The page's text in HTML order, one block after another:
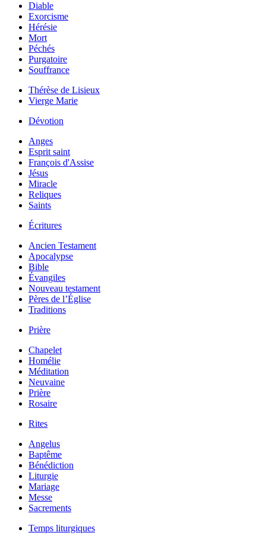
Diable
Exorcisme
Hérésie
Mort
Péchés
Purgatoire
Souffrance
Thérèse de Lisieux
Vierge Marie
Dévotion
Anges
Esprit saint
François d'Assise
Jésus
Miracle
Reliques
Saints
Écritures
Ancien Testament
Apocalypse
Bible
Évangiles
Nouveau testament
Pères de l’Église
Traditions
Prière
Chapelet
Homélie
Méditation
Neuvaine
Prière
Rosaire
Rites
Angelus
Baptême
Bénédiction
Liturgie
Mariage
Messe
Sacrements
Temps liturgiques